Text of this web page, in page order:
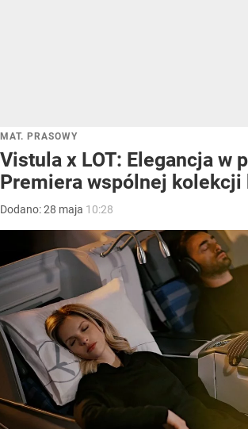
MAT. PRASOWY
Vistula x LOT: Elegancja w
Premiera wspólnej kolekcji
Dodano:28 maja 10:28